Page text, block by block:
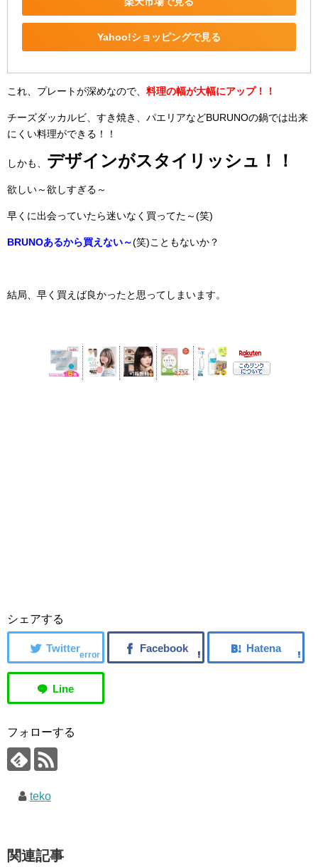
Yahoo!ショッピングで見る
これ、プレートが深めなので、 料理の幅が大幅にアップ！！
チーズダッカルビ、すき焼き、パエリアなどBURUNOの鍋では出来
にくい料理ができる！！
しかも、 デザインがスタイリッシュ！！
欲しい～欲しすぎる～
早くに出会っていたら迷いなく買ってた～(笑)
BRUNOあるから買えない～(笑)こともないか？
結局、早く買えば良かったと思ってしまいます。
シェアする
error
フォローする
teko
関連記事